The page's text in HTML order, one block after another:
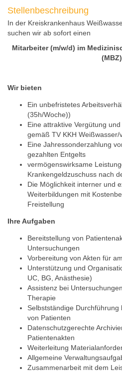
Stellenbeschreibung
In der Kreiskrankenhaus
suchen wir ab sofort einen
Mitarbeiter (m/w/d) im
(MBZ)
Wir bieten
Ein unbefristetes
(35h/Woche))
Eine attraktive Vergütung
gemäß TV KKH Weißwasser/
Eine Jahressonderzahlung
gezahlten Entgelts
vermögenswirksame
Krankengeldzuschuss nach
Die Möglichkeit interner und
Weiterbildungen mit
Freistellung
Ihre Aufgaben
Bereitstellung von
Untersuchungen
Vorbereitung von Akten für
Unterstützung und
UC, BG, Anästhesie)
Assistenz bei
Therapie
Selbstständige
von Patienten
Datenschutzgerechte
Patientenakten
Weiterleitung
Allgemeine
Zusammenarbeit mit dem